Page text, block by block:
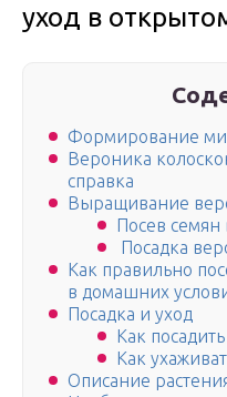
уход в
Формирование
Вероника
справка
Выращивание
Посев семян
Посадка
Как правильно
в домашних
Посадка и уход
Как посадить
Как
Описание